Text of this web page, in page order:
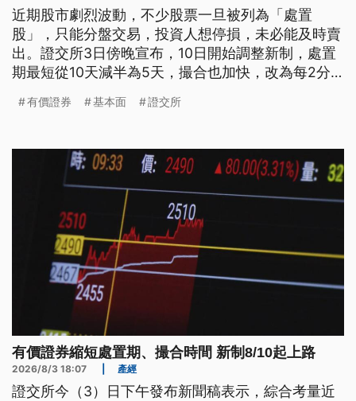
近期股市劇烈波動，不少股票一旦被列為「處置
股」，只能分盤交易，投資人想停損，未必能及時賣
出。證交所3日傍晚宣布，10日開始調整新制，處置
期最短從10天減半為5天，撮合也加快，改為每2分
有價證券 基本面 證交所
有價證券縮短處置期、撮合時間 新制8/10起上路
2026/8/3 18:07 產經
證交所今（3）日下午發布新聞稿表示，綜合考量近